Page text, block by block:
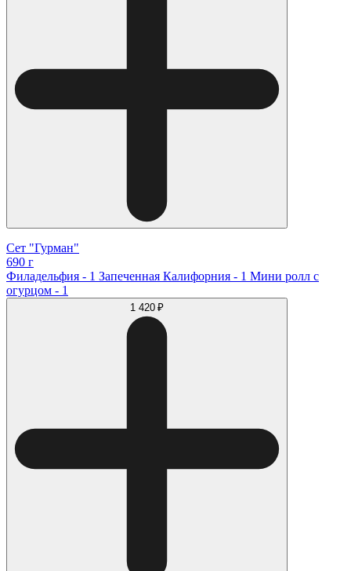
Сет "Гурман"
690 г
Филадельфия - 1 Запеченная Калифорния - 1 Мини ролл с
огурцом - 1
1 420 ₽